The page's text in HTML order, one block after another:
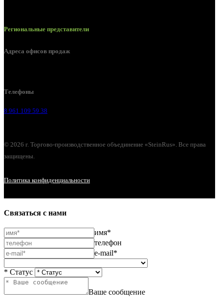
Региональные представители
Адреса офисов продаж
Телефоны
8 961 109 59 38
© 2026 г. Торгово-производственное объединение «SteinRus». Все права
защищены.
Политика конфиденциальности
Связаться с нами
имя*
телефон
e-mail*
* Статус
Ваше сообщение